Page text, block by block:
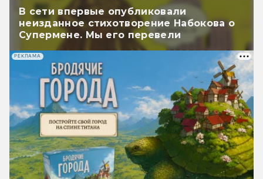
В сети впервые опубликовали
неизданное стихотворение Набокова о
Супермене. Мы его перевели
РЕКЛАМА